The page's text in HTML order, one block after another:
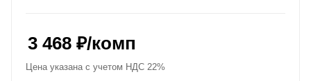
3 468 ₽/комп
Цена указана с учетом НДС 22%